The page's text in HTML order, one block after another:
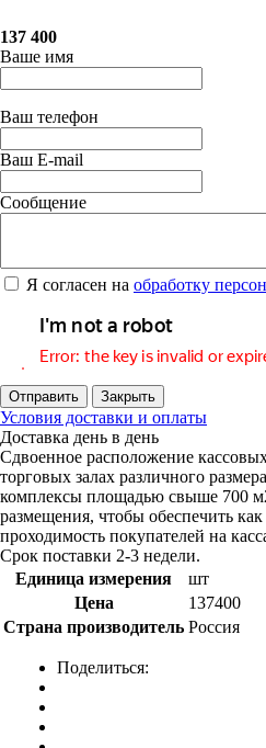
137 400
Ваше имя
Ваш телефон
Ваш E-mail
Сообщение
Я согласен на обработку
Отправить Закрыть
Условия доставки и оплаты
Доставка день в день
Сдвоенное расположение
торговых залах различного
комплексы площадью свыше 700
размещения, чтобы обеспечить
проходимость покупателей на
Срок поставки 2-3 недели.
Единица измерения
шт
Цена
137400
Страна производитель Россия
Поделиться: